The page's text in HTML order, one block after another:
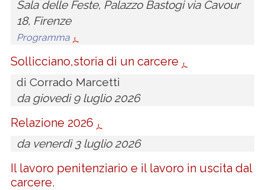
Sala delle Feste, Palazzo Bastogi via Cavour
18, Firenze
Programma
Sollicciano,storia di un carcere
di Corrado Marcetti
da giovedì 9 luglio 2026
Relazione 2026
da venerdì 3 luglio 2026
Il lavoro penitenziario e il lavoro in uscita dal
carcere.